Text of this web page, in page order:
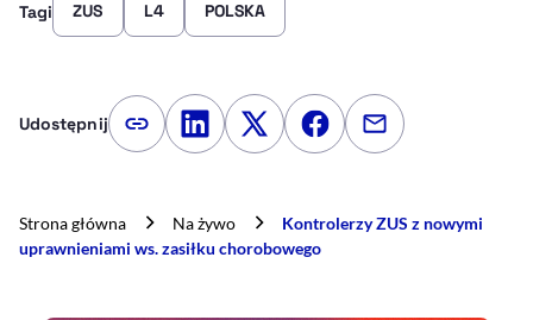
Tagi ZUS L4 POLSKA
Udostępnij Kopiuj link artykułu
Udostępnij na LinkedIn
Udostępnij na Twitterze
Udostępnij na
Udostępnij
Strona główna Na żywo
Kontrolerzy ZUS z nowymi
uprawnieniami ws. zasiłku chorobowego